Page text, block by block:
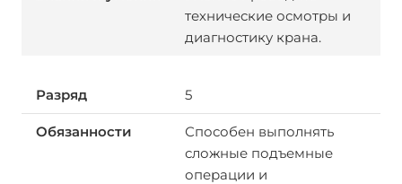
технические осмотры и
диагностику крана.
5
Способен выполнять
сложные подъемные
операции и